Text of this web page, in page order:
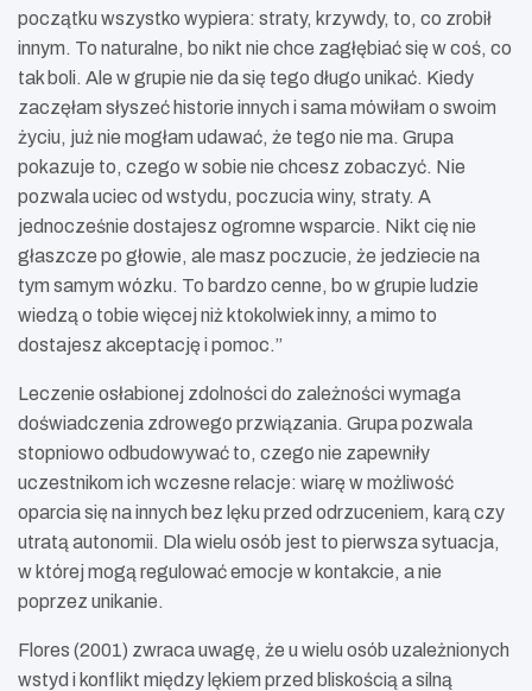
początku wszystko wypiera: straty, krzywdy, to, co zrobił
innym. To naturalne, bo nikt nie chce zagłębiać się w coś, co
tak boli. Ale w grupie nie da się tego długo unikać. Kiedy
zaczęłam słyszeć historie innych i sama mówiłam o swoim
życiu, już nie mogłam udawać, że tego nie ma. Grupa
pokazuje to, czego w sobie nie chcesz zobaczyć. Nie
pozwala uciec od wstydu, poczucia winy, straty. A
jednocześnie dostajesz ogromne wsparcie. Nikt cię nie
głaszcze po głowie, ale masz poczucie, że jedziecie na
tym samym wózku. To bardzo cenne, bo w grupie ludzie
wiedzą o tobie więcej niż ktokolwiek inny, a mimo to
dostajesz akceptację i pomoc.”
Leczenie osłabionej zdolności do zależności wymaga
doświadczenia zdrowego przwiązania. Grupa pozwala
stopniowo odbudowywać to, czego nie zapewniły
uczestnikom ich wczesne relacje: wiarę w możliwość
oparcia się na innych bez lęku przed odrzuceniem, karą czy
utratą autonomii. Dla wielu osób jest to pierwsza sytuacja,
w której mogą regulować emocje w kontakcie, a nie
poprzez unikanie.
Flores (2001) zwraca uwagę, że u wielu osób uzależnionych
wstyd i konflikt między lękiem przed bliskością a silną